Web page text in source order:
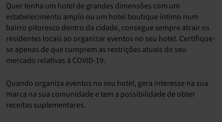
Quer tenha um hotel de grandes dimensões com um
estabelecimento amplo ou um hotel boutique íntimo num
bairro pitoresco dentro da cidade, consegue sempre atrair os
residentes locais ao organizar eventos no seu hotel. Certifique-
se apenas de que cumprem as restrições atuais do seu
mercado relativas à COVID-19.
Quando organiza eventos no seu hotel, gera interesse na sua
marca na sua comunidade e tem a possibilidade de obter
receitas suplementares.